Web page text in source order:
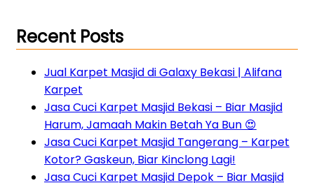
Recent Posts
Jual Karpet Masjid di Galaxy Bekasi | Alifana
Karpet
Jasa Cuci Karpet Masjid Bekasi – Biar Masjid
Harum, Jamaah Makin Betah Ya Bun 😍
Jasa Cuci Karpet Masjid Tangerang – Karpet
Kotor? Gaskeun, Biar Kinclong Lagi!
Jasa Cuci Karpet Masjid Depok – Biar Masjid